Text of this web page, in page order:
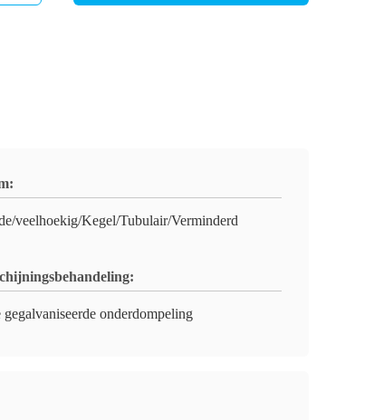
veelhoekig/Kegel/Tubulair/Verminderd
gegalvaniseerde onderdompeling